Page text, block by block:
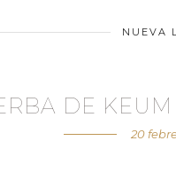
NUEVA
DE
20